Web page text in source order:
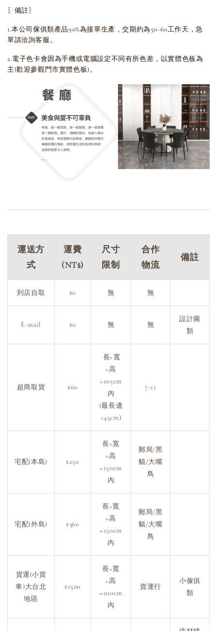
〖備註〗
1.本公司傢俱類產品90%為接單生產，交期約為50-60工作天，急
單請洽詢客服。
2.電子色卡會因為手機或電腦設定不同有所色差，以實體色板為
主(歡迎參觀門市實體色板)。
運送方
式
運費
(NT$)
尺寸
限制
合作
物流
備註
到店自取 $0 無 無
E-mail $0 無 無
設計圖
類
超商取貨 $60
長+寬
+高
=105cm
內
(最長邊
<45cm)
7-11
宅配(本島) $250
長+寬
+高
=150cm
內
郵局/黑
貓/大嘴
鳥
宅配(外島) $360
長+寬
+高
=150cm
內
郵局/黑
貓/大嘴
鳥
貨運(小貨
車)大台北
地區
$1500
長+寬
+高
=200cm
內
貨運行
小傢俱
類